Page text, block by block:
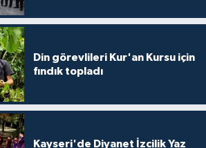
Din görevlileri Kur'an Kursu için
fındık topladı
Kayseri'de Diyanet İzcilik Yaz